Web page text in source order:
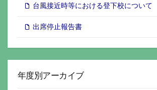
台風接近時等における登下校について
出席停止報告書
年度別アーカイブ